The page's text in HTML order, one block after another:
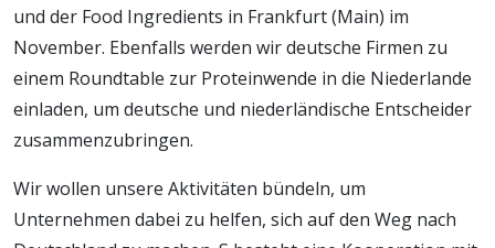
und der Food Ingredients in Frankfurt (Main) im
November. Ebenfalls werden wir deutsche Firmen zu
einem Roundtable zur Proteinwende in die Niederlande
einladen, um deutsche und niederländische Entscheider
zusammenzubringen.
Wir wollen unsere Aktivitäten bündeln, um
Unternehmen dabei zu helfen, sich auf den Weg nach